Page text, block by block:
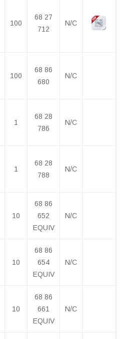
100
68 27
712
N/C
100
68 86
680
N/C
1
68 28
786
N/C
1
68 28
788
N/C
10
68 86
652
EQUIV
N/C
10
68 86
654
EQUIV
N/C
10
68 86
661
EQUIV
N/C